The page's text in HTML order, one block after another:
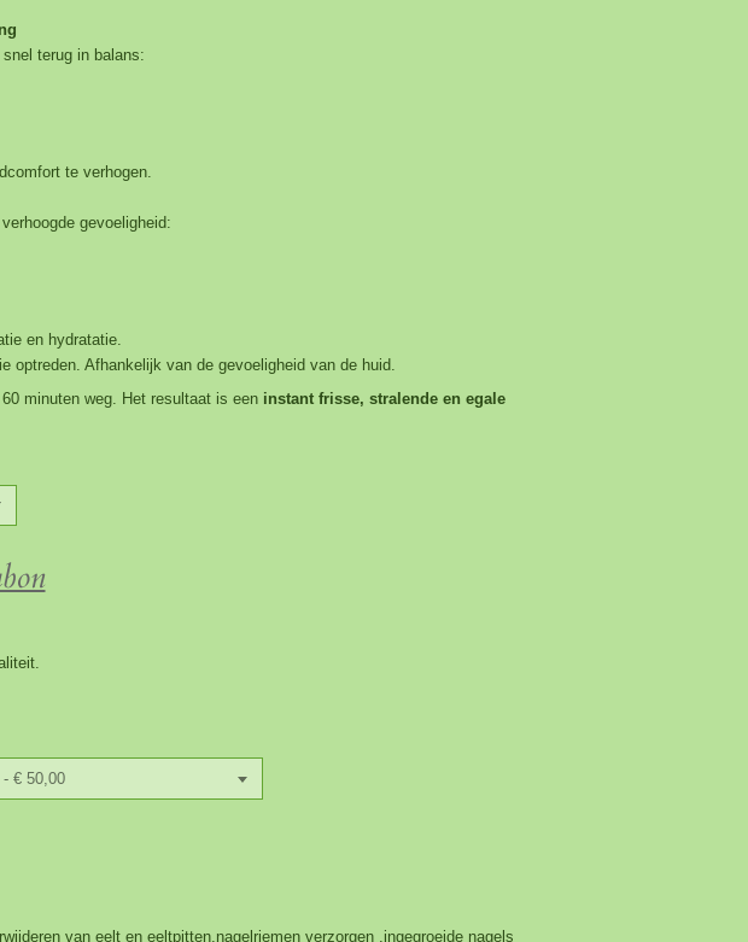
terug in balans:
te verhogen.
gevoeligheid:
en hydratatie.
optreden. Afhankelijk van de gevoeligheid van de huid.
minuten weg. Het resultaat is een instant frisse, stralende en egale
van eelt en eeltpitten,nagelriemen verzorgen ,ingegroeide nagels